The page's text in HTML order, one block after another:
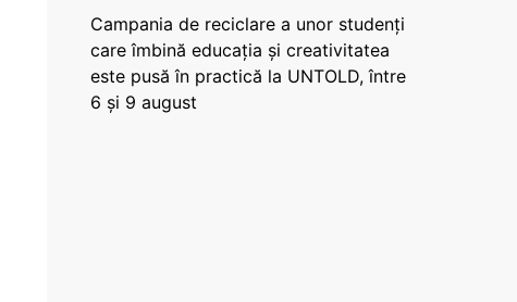
Campania de reciclare a unor studenți
care îmbină educația și creativitatea
este pusă în practică la UNTOLD, între
6 și 9 august